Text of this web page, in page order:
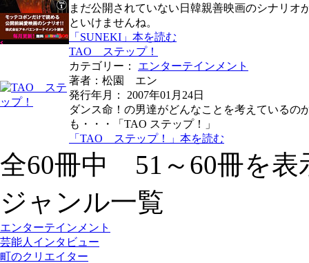
まだ公開されていない日韓親善映画のシナリ
といけませんね。
「SUNEKI」本を読む
TAO ステップ！
カテゴリー： エンターテインメント
著者：松園 エン
発行年月： 2007年01月24日
ダンス命！の男達がどんなことを考えているの
も・・・「TAO ステップ！」
「TAO ステップ！」本を読む
全60冊中 51～60冊を表
ジャンル一覧
エンターテインメント
芸能人インタビュー
町のクリエイター